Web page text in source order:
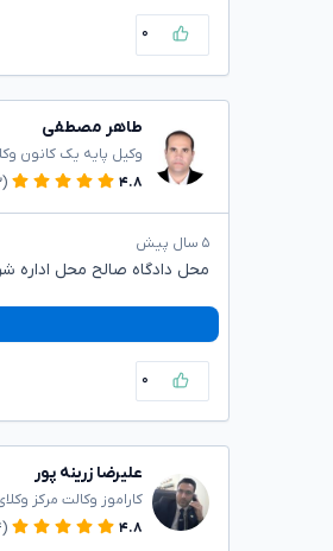
۰
طاهر مصطفی
وکیل پایه یک کانون
۴.۸
(۲۳)
۵ سال پیش
محل دادگاه صالح محل اداره
۰
علیرضا زرینه پور
کاراموز وکالت مرکز
۴.۸
(۱۴)